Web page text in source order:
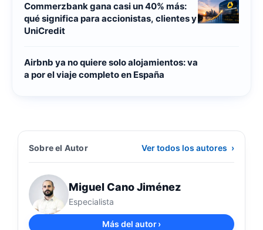
Commerzbank gana casi un 40% más:
qué significa para accionistas, clientes y
UniCredit
Airbnb ya no quiere solo alojamientos: va
a por el viaje completo en España
Sobre el Autor Ver todos los autores ›
Miguel Cano Jiménez
Especialista
Más del autor›